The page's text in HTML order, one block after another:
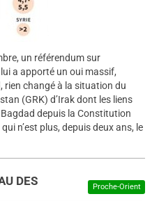
un référendum sur
a apporté un oui massif,
rien changé à la situation du
(GRK) d’Irak dont les liens
depuis la Constitution
n’est plus, depuis deux ans, le
Proche-Orient
DES